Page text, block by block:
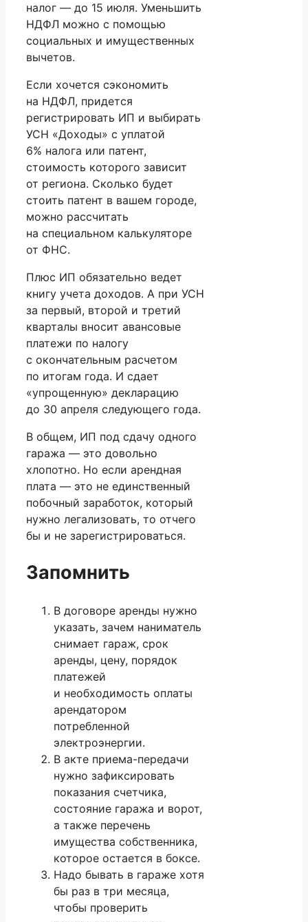
налог — до 15 июля. Уменьшить
НДФЛ можно с помощью
социальных и имущественных
вычетов.
Если хочется сэкономить
на НДФЛ, придется
регистрировать ИП и выбирать
УСН «Доходы» с уплатой
6% налога или патент,
стоимость которого зависит
от региона. Сколько будет
стоить патент в вашем городе,
можно рассчитать
на специальном калькуляторе
от ФНС.
Плюс ИП обязательно ведет
книгу учета доходов. А при УСН
за первый, второй и третий
кварталы вносит авансовые
платежи по налогу
с окончательным расчетом
по итогам года. И сдает
«упрощенную» декларацию
до 30 апреля следующего года.
В общем, ИП под сдачу одного
гаража — это довольно
хлопотно. Но если арендная
плата — это не единственный
побочный заработок, который
нужно легализовать, то отчего
бы и не зарегистрироваться.
Запомнить
В договоре аренды нужно
указать, зачем наниматель
снимает гараж, срок
аренды, цену, порядок
платежей
и необходимость оплаты
арендатором
потребленной
электроэнергии.
В акте приема-передачи
нужно зафиксировать
показания счетчика,
состояние гаража и ворот,
а также перечень
имущества собственника,
которое остается в боксе.
Надо бывать в гараже хотя
бы раз в три месяца,
чтобы проверить